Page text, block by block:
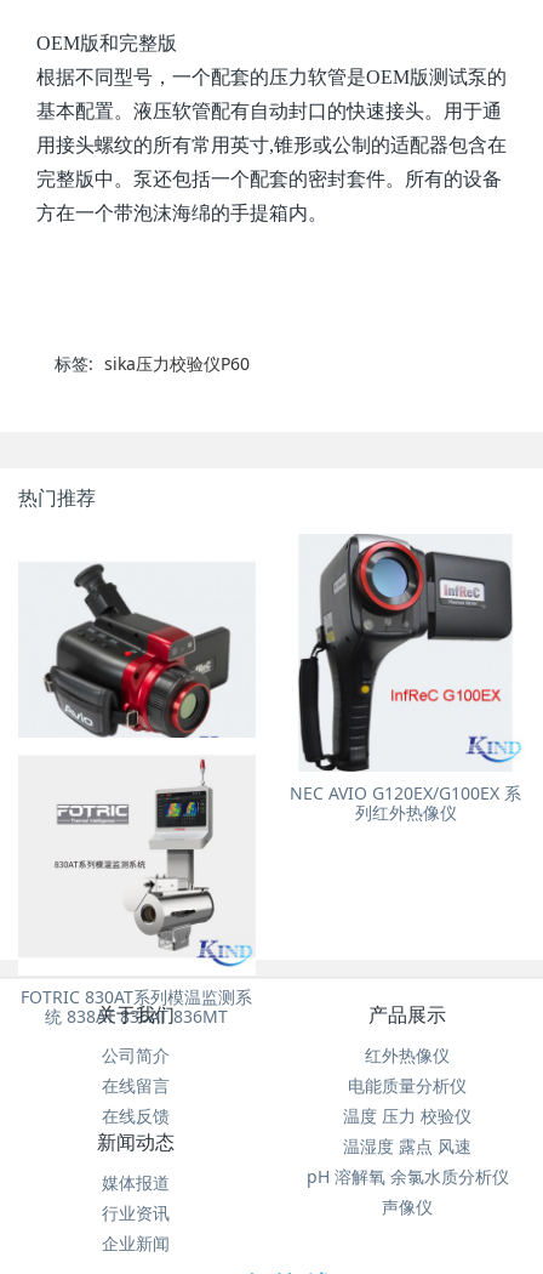
OEM版和完整版
根据不同型号，一个配套的压力软管是OEM版测试泵的
基本配置。液压软管配有自动封口的快速接头。用于通
用接头螺纹的所有常用英寸,锥形或公制的适配器包含在
完整版中。泵还包括一个配套的密封套件。所有的设备
方在一个带泡沫海绵的手提箱内。
标签: sika压力校验仪P60
热门推荐
InfReC R550 系列 超分辨率、
高像素
NEC AVIO G120EX/G100EX 系
列红外热像仪
FOTRIC 830AT系列模温监测系
统 838AT 836AT 836MT
关于我们
公司简介
在线留言
在线反馈
产品展示
红外热像仪
电能质量分析仪
温度 压力 校验仪
温湿度 露点 风速
pH 溶解氧 余氯水质分析仪
声像仪
新闻动态
媒体报道
行业资讯
企业新闻